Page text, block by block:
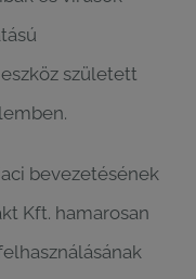
született
bevezetésének
Kft. hamarosan